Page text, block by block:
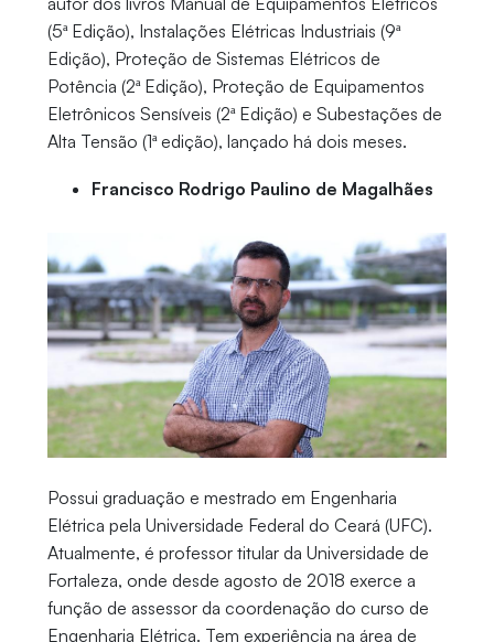
(5ª Edição), Instalações Elétricas Industriais (9ª
Edição), Proteção de Sistemas Elétricos de
Potência (2ª Edição), Proteção de Equipamentos
Eletrônicos Sensíveis (2ª Edição) e Subestações de
Alta Tensão (1ª edição), lançado há dois meses.
Francisco Rodrigo Paulino de Magalhães
Possui graduação e mestrado em Engenharia
Elétrica pela Universidade Federal do Ceará (UFC).
Atualmente, é professor titular da Universidade de
Fortaleza, onde desde agosto de 2018 exerce a
função de assessor da coordenação do curso de
Engenharia Elétrica. Tem experiência na área de